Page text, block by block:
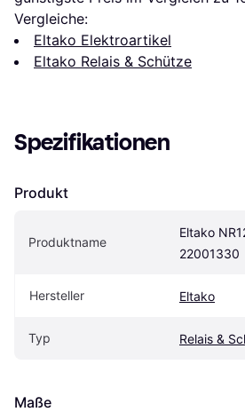
Vergleiche:
Eltako Elektroartikel
Eltako Relais & Schütze
Spezifikationen
Produkt
Produktname
Eltako
22001330
Hersteller Eltako
Typ Relais &
Maße